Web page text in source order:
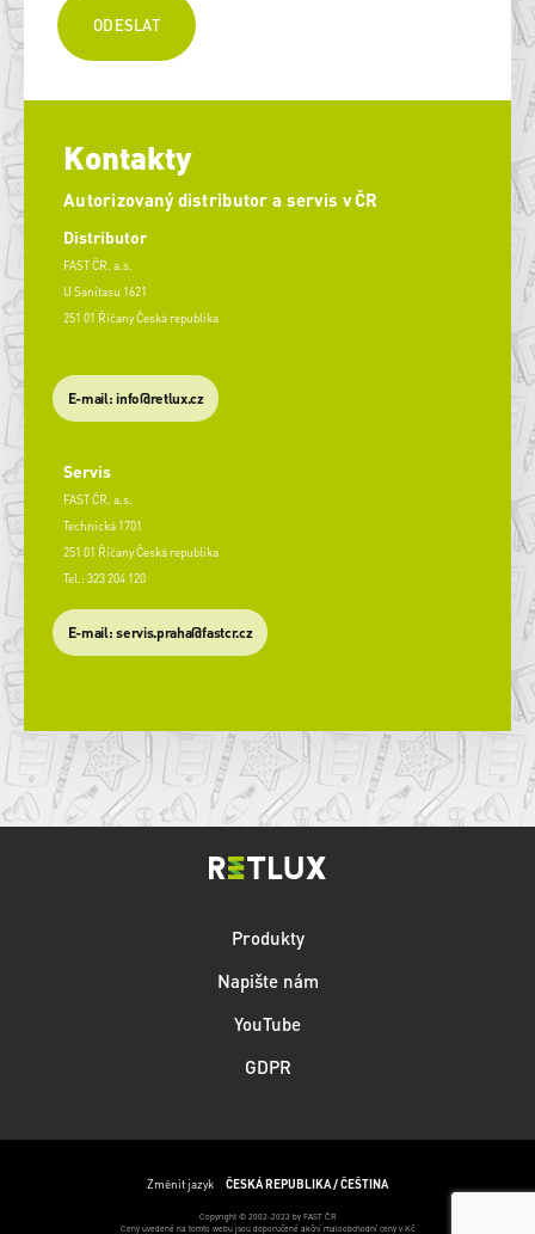
Kontakty
Autorizovaný distributor a servis v ČR
Distributor
FAST ČR, a.s.
U Sanitasu 1621
251 01 Říčany Česká republika
E-mail: info@retlux.cz
Servis
FAST ČR, a.s.
Technická 1701
251 01 Říčany Česká republika
Tel.: 323 204 120
​E-mail: servis.praha@fastcr.cz
Produkty
Napište nám
YouTube
GDPR
Změnit jazyk ČESKÁ REPUBLIKA / ČEŠTINA
Copyright © 2002-2023 by FAST ČR
Ceny uvedené na tomto webu jsou doporučené akční maloobchodní ceny v Kč